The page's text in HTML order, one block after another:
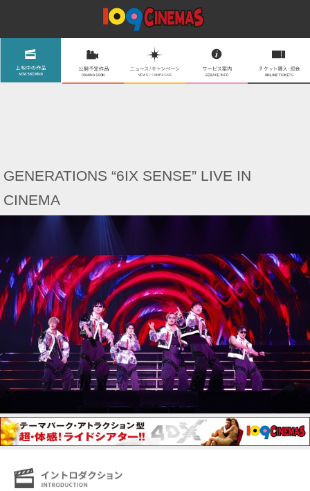
GENERATIONS “6IX SENSE” LIVE IN
CINEMA